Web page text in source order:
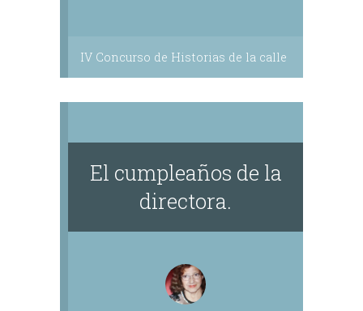
IV Concurso de Historias de la calle
El cumpleaños de la
directora.